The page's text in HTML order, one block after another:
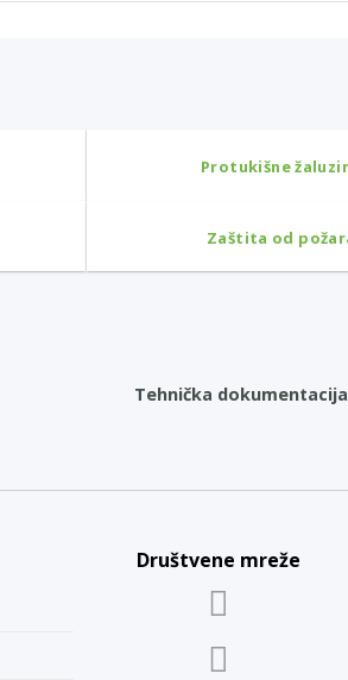
Protukišne
Zaštita od
Tehnička
Društvene mreže